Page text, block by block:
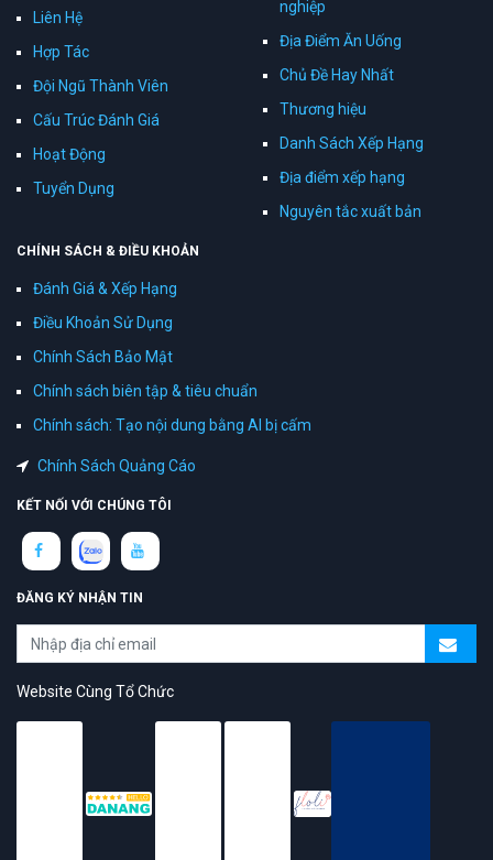
Liên Hệ
Hợp Tác
Đội Ngũ Thành Viên
Cấu Trúc Đánh Giá
Hoạt Động
Tuyển Dụng
nghiệp
Địa Điểm Ăn Uống
Chủ Đề Hay Nhất
Thương hiệu
Danh Sách Xếp Hạng
Địa điểm xếp hạng
Nguyên tắc xuất bản
CHÍNH SÁCH & ĐIỀU KHOẢN
Đánh Giá & Xếp Hạng
Điều Khoản Sử Dụng
Chính Sách Bảo Mật
Chính sách biên tập & tiêu chuẩn
Chính sách: Tạo nội dung bằng AI bị cấm
Chính Sách Quảng Cáo
KẾT NỐI VỚI CHÚNG TÔI
ĐĂNG KÝ NHẬN TIN
Website Cùng Tổ Chức
topAZ Review vinh dự được người dùng bình chọn là nền tảng có
trải nghiệm tốt & chất lượng